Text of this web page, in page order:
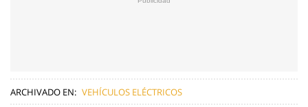
ARCHIVADO EN: VEHÍCULOS ELÉCTRICOS